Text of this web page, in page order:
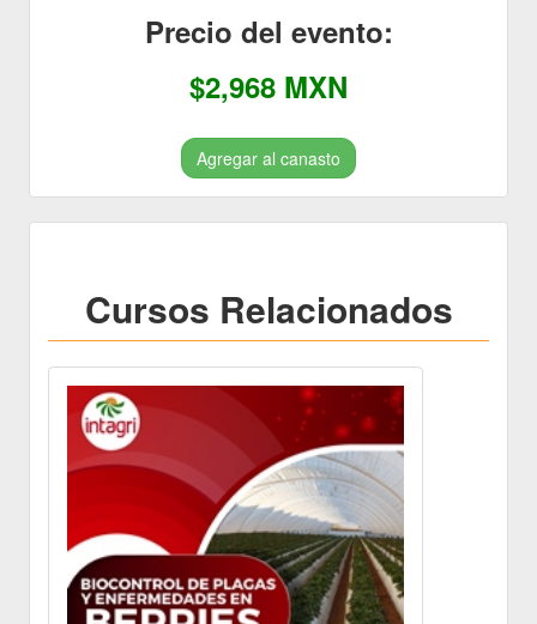
Precio del evento:
$2,968 MXN
Agregar al canasto
Cursos Relacionados